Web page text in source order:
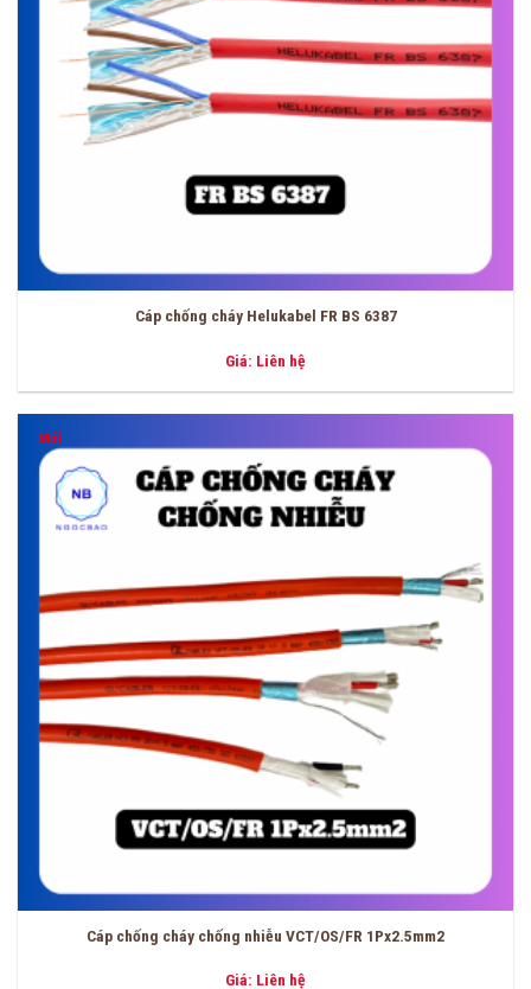
Cáp chống cháy Helukabel FR BS 6387
Giá: Liên hệ
Mới
Cáp chống cháy chống nhiễu VCT/OS/FR 1Px2.5mm2
Giá: Liên hệ